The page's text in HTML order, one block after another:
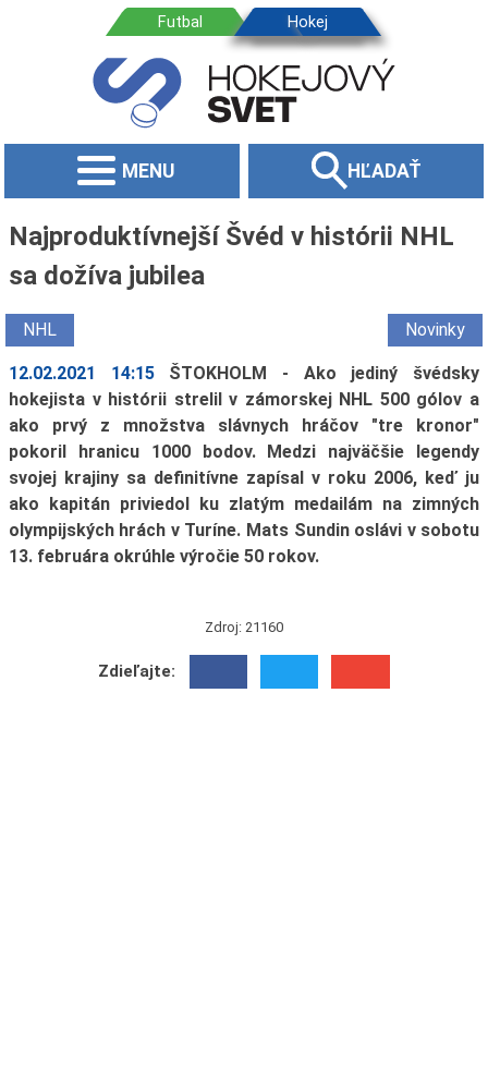
MENU HĽADAŤ
Najproduktívnejší Švéd v histórii NHL
sa dožíva jubilea
NHL Novinky
12.02.2021 14:15
ŠTOKHOLM - Ako jediný švédsky
hokejista v histórii strelil v zámorskej NHL 500 gólov a
ako prvý z množstva slávnych hráčov "tre kronor"
pokoril hranicu 1000 bodov. Medzi najväčšie legendy
svojej krajiny sa definitívne zapísal v roku 2006, keď ju
ako kapitán priviedol ku zlatým medailám na zimných
olympijských hrách v Turíne. Mats Sundin oslávi v sobotu
13. februára okrúhle výročie 50 rokov.
Zdroj: 21160
Zdieľajte: